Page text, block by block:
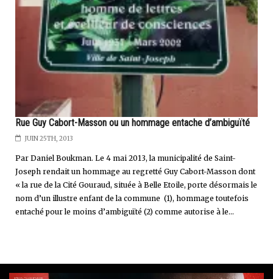
Rue Guy Cabort-Masson ou un hommage entache d’ambiguïté
JUIN 25TH, 2013
Par Daniel Boukman. Le 4 mai 2013, la municipalité de Saint-
Joseph rendait un hommage au regretté Guy Cabort-Masson dont
« la rue de la Cité Gouraud, située à Belle Etoile, porte désormais le
nom d’un illustre enfant de la commune (1), hommage toutefois
entaché pour le moins d’ambiguïté (2) comme autorise à le...